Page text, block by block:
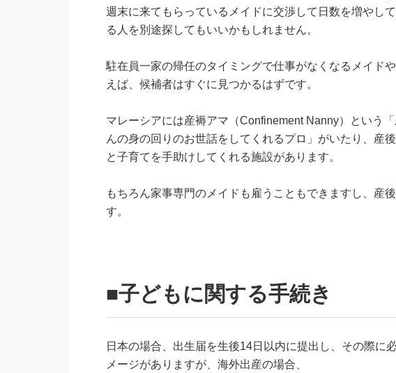
週末に来てもらっているメイドに交渉して日数を増やし
る人を別途探してもいいかもしれません。
駐在員一家の帰任のタイミングで仕事がなくなるメイド
えば、候補者はすぐに見つかるはずです。
マレーシアには産褥アマ（Confinement Nanny）という
んの身の回りのお世話をしてくれるプロ」がいたり、産
と子育てを手助けしてくれる施設があります。
もちろん家事専門のメイドも雇うこともできますし、産
す。
■子どもに関する手続き
日本の場合、出生届を生後14日以内に提出し、その際に
メージがありますが、海外出産の場合、